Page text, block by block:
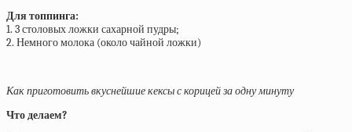
Для топпинга:
1. 3 столовых ложки сахарной пудры;
2. Немного молока (около чайной ложки)
Как приготовить вкуснейшие кексы с корицей за одну минуту
Что делаем?